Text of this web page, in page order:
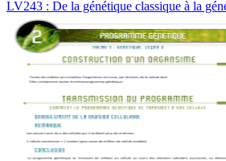
LV243 : De la génétique classique à la